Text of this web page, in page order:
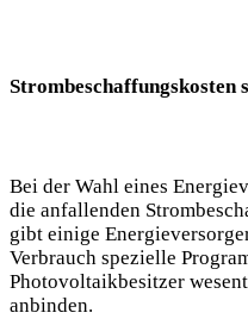
Strombeschaffungskosten
Bei der Wahl eines
die anfallenden
gibt einige
Verbrauch spezielle
Photovoltaikbesitzer
anbinden.